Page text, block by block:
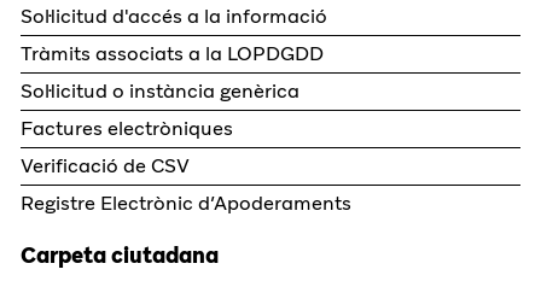
Sol·licitud d'accés a la informació
Tràmits associats a la LOPDGDD
Sol·licitud o instància genèrica
Factures electròniques
Verificació de CSV
Registre Electrònic d’Apoderaments
Carpeta ciutadana